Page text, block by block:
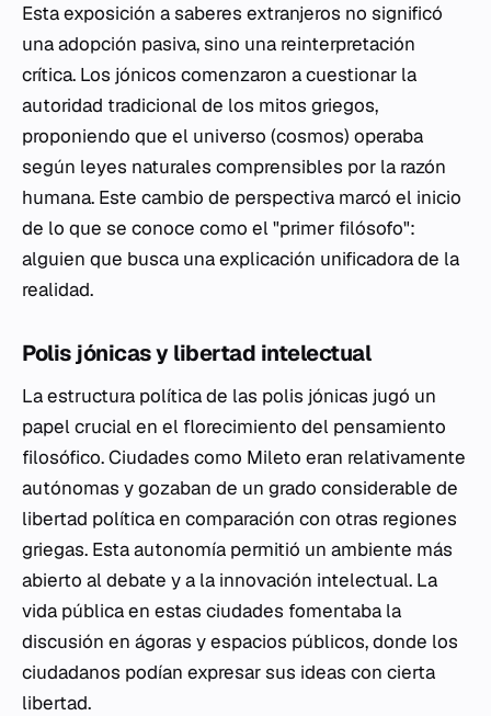
Esta exposición a saberes extranjeros no significó
una adopción pasiva, sino una reinterpretación
crítica. Los jónicos comenzaron a cuestionar la
autoridad tradicional de los mitos griegos,
proponiendo que el universo (cosmos) operaba
según leyes naturales comprensibles por la razón
humana. Este cambio de perspectiva marcó el inicio
de lo que se conoce como el "primer filósofo":
alguien que busca una explicación unificadora de la
realidad.
Polis jónicas y libertad intelectual
La estructura política de las polis jónicas jugó un
papel crucial en el florecimiento del pensamiento
filosófico. Ciudades como Mileto eran relativamente
autónomas y gozaban de un grado considerable de
libertad política en comparación con otras regiones
griegas. Esta autonomía permitió un ambiente más
abierto al debate y a la innovación intelectual. La
vida pública en estas ciudades fomentaba la
discusión en ágoras y espacios públicos, donde los
ciudadanos podían expresar sus ideas con cierta
libertad.